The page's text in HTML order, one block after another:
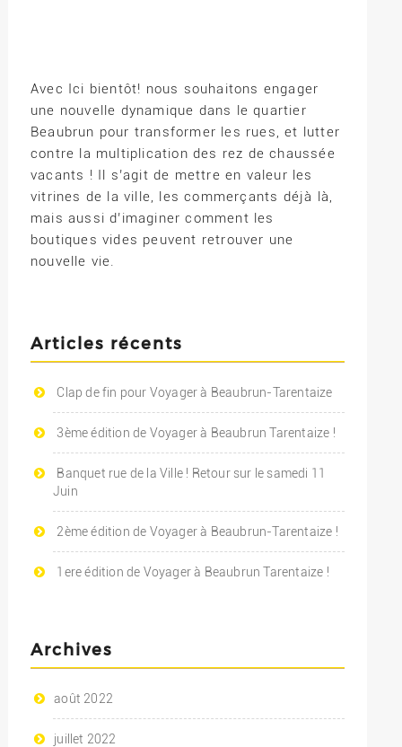
Avec Ici bientôt! nous souhaitons engager
une nouvelle dynamique dans le quartier
Beaubrun pour transformer les rues, et lutter
contre la multiplication des rez de chaussée
vacants ! Il s’agit de mettre en valeur les
vitrines de la ville, les commerçants déjà là,
mais aussi d’imaginer comment les
boutiques vides peuvent retrouver une
nouvelle vie.
Articles récents
Clap de fin pour Voyager à Beaubrun-Tarentaize
3ème édition de Voyager à Beaubrun Tarentaize !
Banquet rue de la Ville ! Retour sur le samedi 11
Juin
2ème édition de Voyager à Beaubrun-Tarentaize !
1ere édition de Voyager à Beaubrun Tarentaize !
Archives
août 2022
juillet 2022